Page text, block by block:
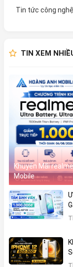
Tin tức công nghệ
TIN XEM
Khuyến Mãi
Mobile